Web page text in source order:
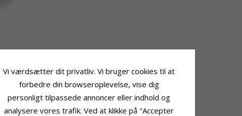
Fatning
Højde Ekskl. Øsken:
9,6 mm
Bredde:
8,4 mm
Vi værdsætter dit privatliv. Vi bruger cookies til at
forbedre din browseroplevelse, vise dig
personligt tilpassede annoncer eller indhold og
analysere vores trafik. Ved at klikke på "Accepter